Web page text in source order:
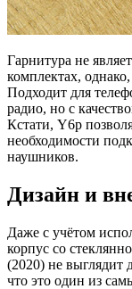
Гарнитура не
комплектах,
Подходит для
радио, но с
Кстати, Y6p
необходимости
наушников.
Дизайн и
Даже с учётом
корпус со
(2020) не выглядит
что это один из